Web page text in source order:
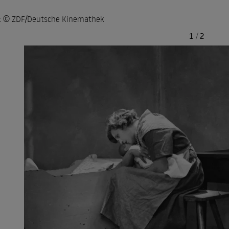
© ZDF/Deutsche Kinemathek
1 / 2